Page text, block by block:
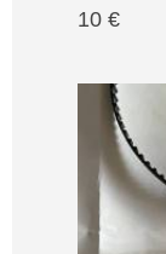
10 €